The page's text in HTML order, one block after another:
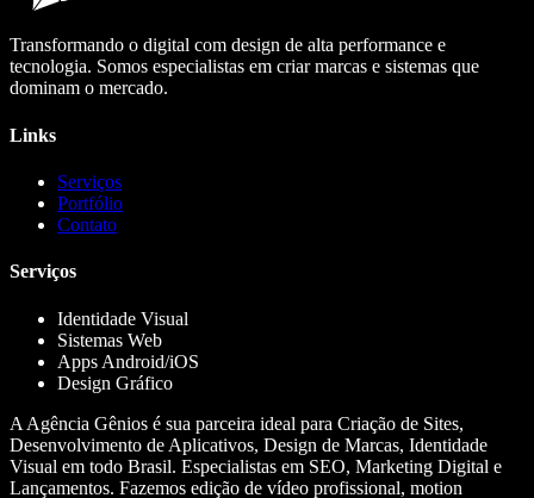
Transformando o digital com design de alta performance e
tecnologia. Somos especialistas em criar marcas e sistemas que
dominam o mercado.
Links
Serviços
Portfólio
Contato
Serviços
Identidade Visual
Sistemas Web
Apps Android/iOS
Design Gráfico
A Agência Gênios é sua parceira ideal para Criação de Sites,
Desenvolvimento de Aplicativos, Design de Marcas, Identidade
Visual em todo Brasil. Especialistas em SEO, Marketing Digital e
Lançamentos. Fazemos edição de vídeo profissional, motion